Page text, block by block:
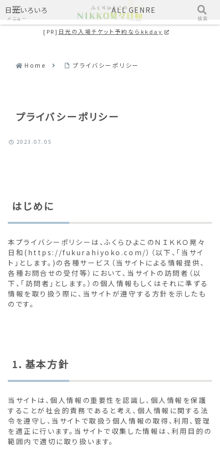
日光いろいろ ALL GENRE
[PR] 日光の入場チケット予約ならkkday
Home プライバシーポリシー
プライバシーポリシー
2023.07.05
はじめに
本プライバシーポリシーは、ふくらひよこのＮＩＫＫＯ晃々
日和(https://fukurahiyoko.com/）（以下、「当サイ
ト」とします。)の各種サービス（当サイトによる情報提供、
各種お問合せの受付等）において、当サイトの訪問者（以
下、「訪問者」とします。）の個人情報もしくはそれに準ずる
情報を取り扱う際に、当サイトが遵守する方針を示したも
のです。
1．基本方針
当サイトは、個人情報の重要性を認識し、個人情報を保護
することが社会的責務であると考え、個人情報に関する法
令を遵守し、当サイトで取扱う個人情報の取得、利用、管理
を適正に行います。当サイトで収集した情報は、利用目的の
範囲内で適切に取り扱います。
メニュー 検索